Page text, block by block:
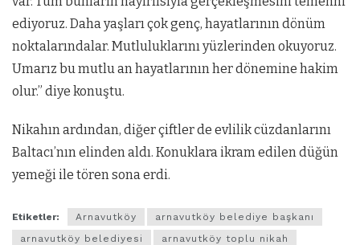
ediyoruz. Daha yaşları çok genç, hayatlarının dönüm
noktalarındalar. Mutluluklarını yüzlerinden okuyoruz.
Umarız bu mutlu an hayatlarının her dönemine hakim
olur.” diye konuştu.
Nikahın ardından, diğer çiftler de evlilik cüzdanlarını
Baltacı’nın elinden aldı. Konuklara ikram edilen düğün
yemeği ile tören sona erdi.
Etiketler: Arnavutköy
arnavutköy belediye başkanı
arnavutköy belediyesi
arnavutköy toplu nikah